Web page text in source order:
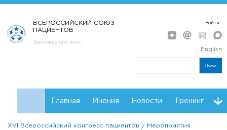
ВСЕРОССИЙСКИЙ СОЮЗ
ПАЦИЕНТОВ
Здоровье для всех
Войти
English
Поиск
Главная Мнения Новости Тренинг
Контакты Партнеры Конгресса Регистрация
XVI Всероссийский конгресс пациентов
Мероприятия